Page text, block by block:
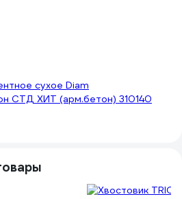
сухое Diam
СТД ХИТ (арм.бетон) 310140